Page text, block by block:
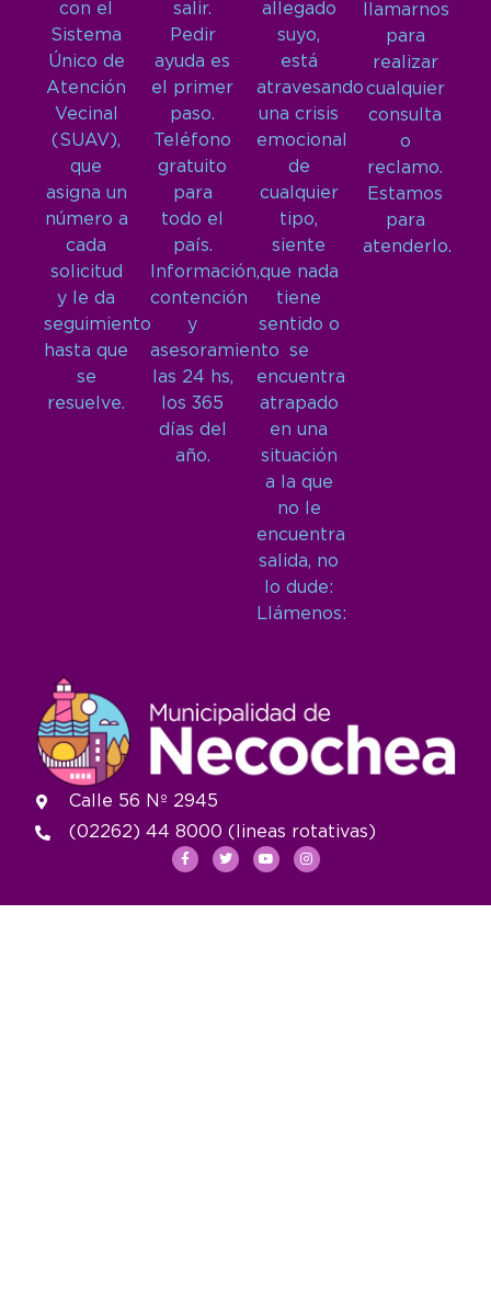
con el
Sistema
Único de
Atención
Vecinal
(SUAV),
que
asigna un
número a
cada
solicitud
y le da
seguimiento
hasta que
se
resuelve.
salir.
Pedir
ayuda es
el primer
paso.
Teléfono
gratuito
para
todo el
país.
Información,
contención
y
asesoramiento
las 24 hs,
los 365
días del
año.
allegado
suyo,
está
atravesando
una crisis
emocional
de
cualquier
tipo,
siente
que nada
tiene
sentido o
se
encuentra
atrapado
en una
situación
a la que
no le
encuentra
salida, no
lo dude:
Llámenos:
llamarnos
para
realizar
cualquier
consulta
o
reclamo.
Estamos
para
atenderlo.
Calle 56 Nº 2945
(02262) 44 8000 (lineas rotativas)